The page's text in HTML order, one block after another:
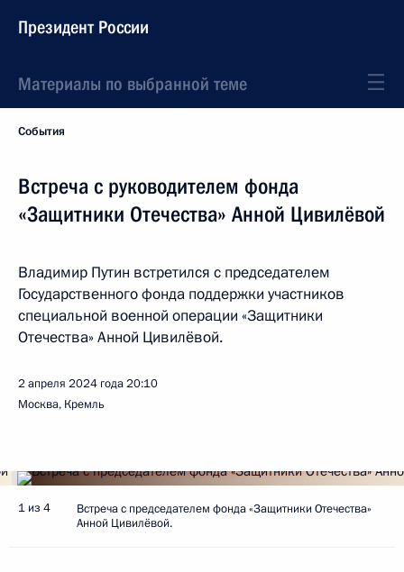
Президент России
Материалы по выбранной теме
События
Встреча с руководителем фонда
«Защитники Отечества» Анной Цивилёвой
Владимир Путин встретился с председателем
Государственного фонда поддержки участников
специальной военной операции «Защитники
Отечества» Анной Цивилёвой.
2 апреля 2024 года20:10
Москва, Кремль
1 из 4
Встреча с председателем фонда «Защитники Отечества»
Анной Цивилёвой.